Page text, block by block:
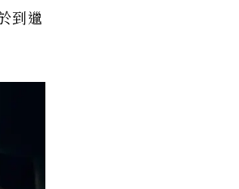
到邋